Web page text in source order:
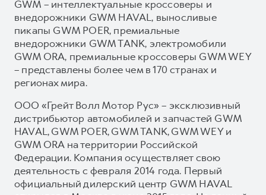
GWM – интеллектуальные кроссоверы и
внедорожники GWM HAVAL, выносливые
пикапы GWM POER, премиальные
внедорожники GWM TANK, электромобили
GWM ORA, премиальные кроссоверы GWM WEY
– представлены более чем в 170 странах и
регионах мира.
ООО «Грейт Волл Мотор Рус» – эксклюзивный
дистрибьютор автомобилей и запчастей GWM
HAVAL, GWM POER, GWM TANK, GWM WEY и
GWM ORA на территории Российской
Федерации. Компания осуществляет свою
деятельность с февраля 2014 года. Первый
официальный дилерский центр GWM HAVAL